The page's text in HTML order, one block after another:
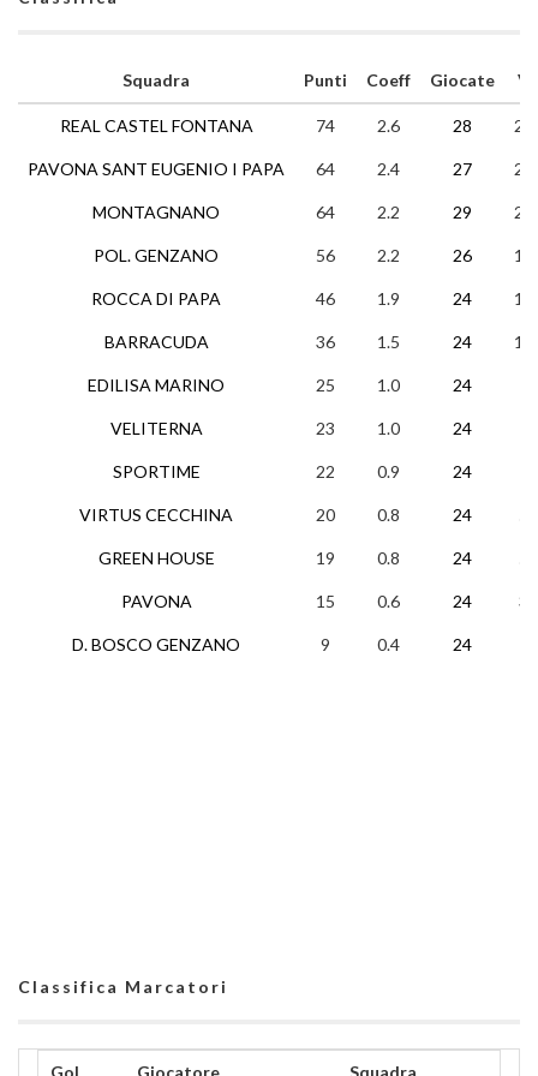
Squadra
REAL CASTEL FONTANA
PAVONA SANT EUGENIO I PAPA
MONTAGNANO
POL. GENZANO
ROCCA DI PAPA
BARRACUDA
EDILISA MARINO
VELITERNA
SPORTIME
VIRTUS CECCHINA
GREEN HOUSE
PAVONA
D. BOSCO GENZANO
Punti Coeff Giocate V
74 2.6 28 24
64 2.4 27 20
64 2.2 29 20
56 2.2 26 17
46 1.9 24 15
36 1.5 24 11
25 1.0 24
23 1.0 24
22 0.9 24
20 0.8 24
19 0.8 24
15 0.6 24 3
9 0.4 24
Classifica Marcatori
Gol Giocatore Squadra